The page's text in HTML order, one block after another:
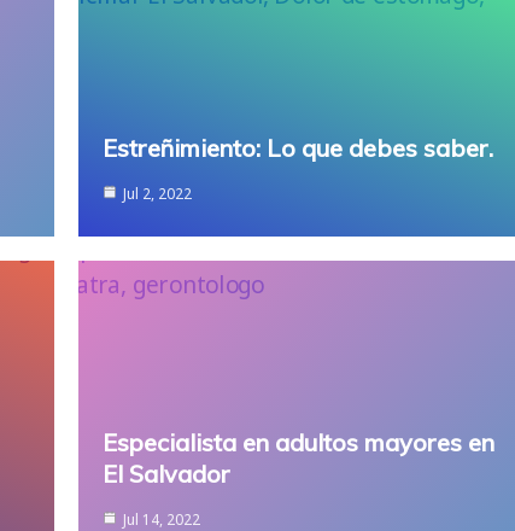
Estreñimiento: Lo que debes saber.
Jul 2, 2022
Especialista en adultos mayores en
El Salvador
Jul 14, 2022